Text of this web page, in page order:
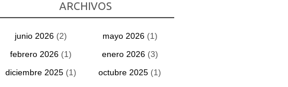
ARCHIVOS
junio 2026 (2) mayo 2026(1)
febrero 2026 (1) enero 2026(3)
diciembre 2025 (1) octubre 2025 (1)